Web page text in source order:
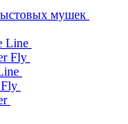
мушек
Line
Fly